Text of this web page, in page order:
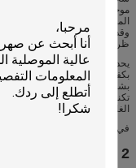
موجة الإشعاع في نطاق الأشعة
المتوازية إلى أكبر مساحة سطح
وقد وضعت لدينا كورديريت
ظروف التشغيل العادية.
يحدث احتراق الغاز داخل ثقوب
بكفاءة في وسائل الأشعة فوق
بشكل جيد وانخفاض انبعاثات
تكنولوجيا التدفئة الصديقة
الغاز التقليدية.
في الوقت الحاضر، نحن تهدف
2 -